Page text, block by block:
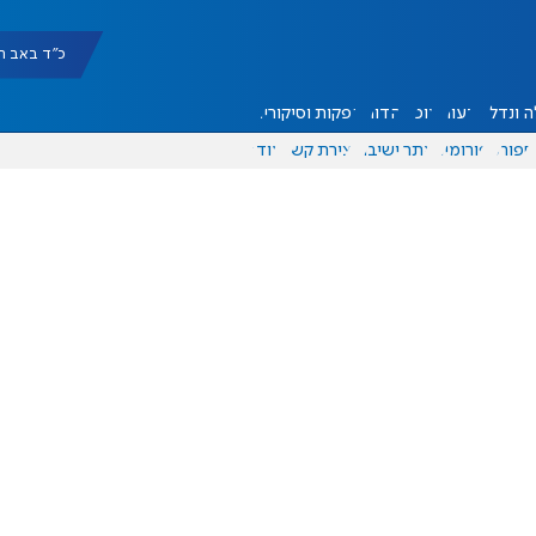
כ"ד באב תשפ"ו
ונדל"ן דעות אוכל יהדות הפקות וסיקורים
ספורט פורומים אתר ישיבה יצירת קשר עוד